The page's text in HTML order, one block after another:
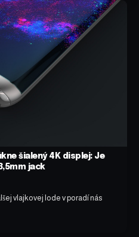
šialený 4K displej: Je
jack
vlajkovej lode v poradí nás